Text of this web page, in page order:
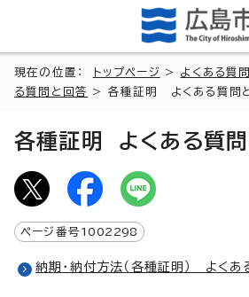
現在の位置： トップページ > よくある質
る質問と回答
> 各種証明 よくある質問
各種証明 よくある質
ページ番号 1002298
納期・納付方法（各種証明） よくあ